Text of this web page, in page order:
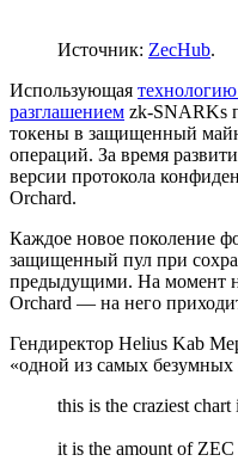
Источник: ZecHub.
Использующая технологию
разглашением zk-SNARKs
токены в защищенный
операций. За время
версии протокола
Orchard.
Каждое новое поколение
защищенный пул при
предыдущими. На момент
Orchard — на него
Гендиректор Helius Kab
«одной из самых
this is the craziest
it is the amount of